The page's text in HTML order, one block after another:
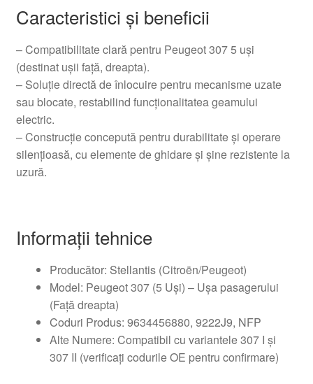
Caracteristici și beneficii
– Compatibilitate clară pentru Peugeot 307 5 uși
(destinat ușii față, dreapta).
– Soluție directă de înlocuire pentru mecanisme uzate
sau blocate, restabilind funcționalitatea geamului
electric.
– Construcție concepută pentru durabilitate și operare
silențioasă, cu elemente de ghidare și șine rezistente la
uzură.
Informații tehnice
Producător: Stellantis (Citroën/Peugeot)
Model: Peugeot 307 (5 Uși) – Ușa pasagerului
(Față dreapta)
Coduri Produs: 9634456880, 9222J9, NFP
Alte Numere: Compatibil cu variantele 307 I și
307 II (verificați codurile OE pentru confirmare)